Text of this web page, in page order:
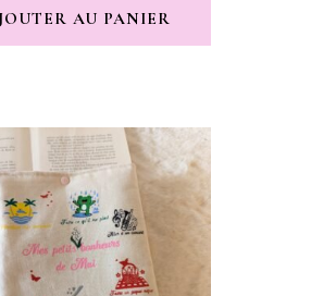
AU PANIER